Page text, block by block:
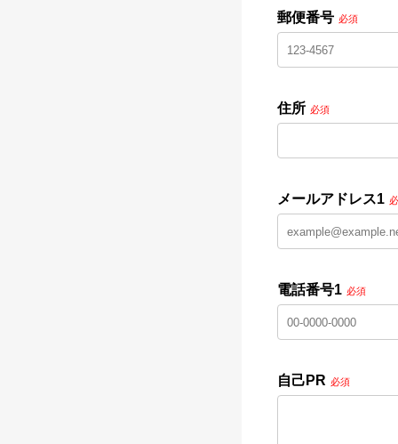
郵便番号 必須
住所 必須
メールアドレス1
電話番号1 必須
自己PR 必須